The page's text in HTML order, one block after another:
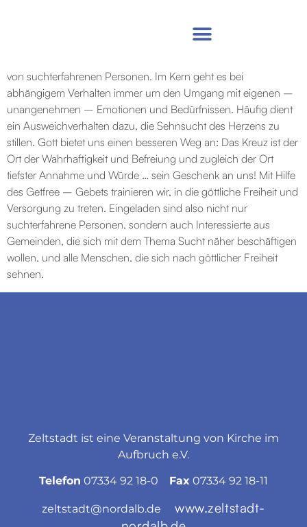
Raus aus Abhängigkeiten. Befreite Identität.
von suchterfahrenen Personen. Im Kern geht es bei
abhängigem Verhalten immer um den Umgang mit eigenen –
unangenehmen – Emotionen und Bedürfnissen. Häufig dient
ein Ausweichverhalten dazu, die Sehnsucht des Herzens zu
stillen. Gott bietet uns einen besseren Weg an: Das Kreuz ist der
Ort der Wahrhaftigkeit und Befreiung und zugleich der Ort
tiefster Annahme und Würde … sein Geschenk an uns! Mit Hilfe
des Getfree – Gebets trainieren wir, in die göttliche Freiheit und
Versorgung zu treten. Eingeladen sind also nicht nur
suchterfahrene Personen, sondern auch Interessierte aus
Gemeinden, die sich mit dem Thema Sucht näher beschäftigen
wollen, und alle Menschen, die sich nach göttlicher Freiheit
sehnen.
Zeltstadt ist eine Veranstaltung von Kirche im
Aufbruch e.V.
Telefon 07334 92 18-0 Fax 07334 92 18-11
zeltstadt@nordalb.de www.zeltstadt-